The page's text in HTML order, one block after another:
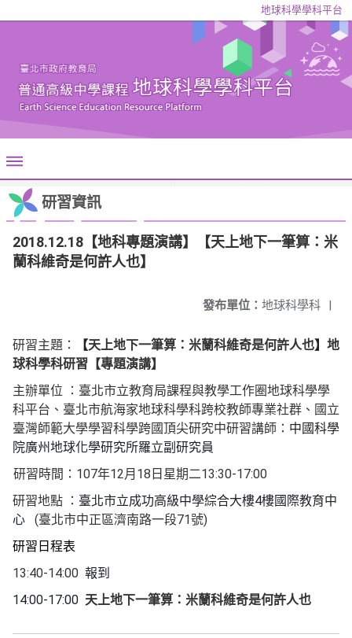
地球科學學科平台
研習資訊
2018.12.18【地科專題演講】【天上地下一筆算：米
蘭科維奇是何許人也】
發布單位： 地球科學科 |
研習主題： 【天上地下一筆算：米蘭科維奇是何許人也】 地
球科學科研習 【專題演講】
主辦單位
：臺北市立教育局課程與教學工作圈地球科學學
科平台、臺北市航海家地球科學科跨校教師專業社群、 國立
臺灣師範大學學習科學跨國頂尖研究中研習講師： 中國科學
院廣州地球化學研究所羅立副研究員
研習時間： 107年12月 18 日星期二13:30-17:00
研習地點 ： 臺北市立成功高級中學綜合大樓4樓國際教育中
心 (臺北市中正區濟南路一段71號)
研習日程表
13:40-14:00 報到
14:00-17:00 天上地下一筆算：米蘭科維奇是何許人也